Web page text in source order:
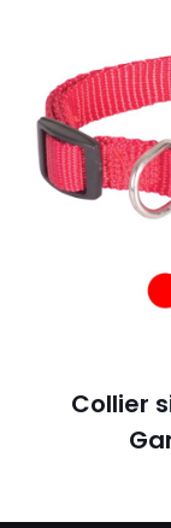
Collier